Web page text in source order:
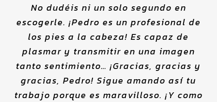
No dudéis ni un solo segundo en
escogerle. ¡Pedro es un profesional de
los pies a la cabeza! Es capaz de
plasmar y transmitir en una imagen
tanto sentimiento… ¡Gracias, gracias y
gracias, Pedro! Sigue amando así tu
trabajo porque es maravilloso. ¡Y como